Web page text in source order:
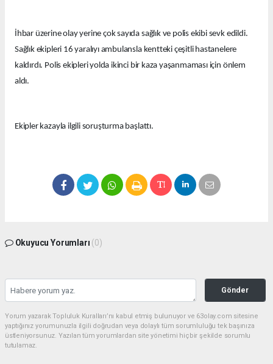
İhbar üzerine olay yerine çok sayıda sağlık ve polis ekibi sevk edildi.
Sağlık ekipleri 16 yaralıyı ambulansla kentteki çeşitli hastanelere
kaldırdı. Polis ekipleri yolda ikinci bir kaza yaşanmaması için önlem
aldı.
Ekipler kazayla ilgili soruşturma başlattı.
Okuyucu Yorumları (0)
Gönder
Yorum yazarak Topluluk Kuralları’nı kabul etmiş bulunuyor ve 63olay.com sitesine
yaptığınız yorumunuzla ilgili doğrudan veya dolaylı tüm sorumluluğu tek başınıza
üstleniyorsunuz. Yazılan tüm yorumlardan site yönetimi hiçbir şekilde sorumlu
tutulamaz.